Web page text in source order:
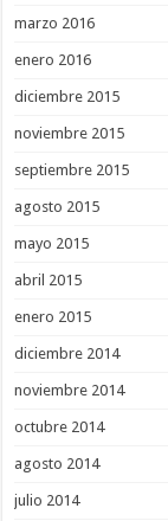
marzo 2016
enero 2016
diciembre 2015
noviembre 2015
septiembre 2015
agosto 2015
mayo 2015
abril 2015
enero 2015
diciembre 2014
noviembre 2014
octubre 2014
agosto 2014
julio 2014